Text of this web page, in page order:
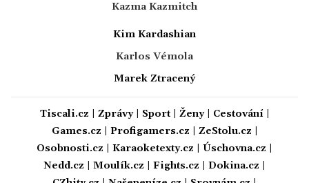
Kazma Kazmitch
Kim Kardashian
Karlos Vémola
Marek Ztracený
Tiscali.cz Zprávy| Sport| Ženy| Cestování|
Games.cz
Profigamers.cz ZeStolu.cz
Osobnosti.cz
Karaoketexty.cz Úschovna.cz
Nedd.cz
Moulík.cz Fights.cz Dokina.cz